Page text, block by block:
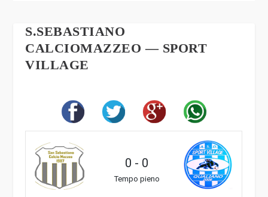
S.SEBASTIANO
CALCIOMAZZEO — SPORT
VILLAGE
0 - 0
Tempo pieno